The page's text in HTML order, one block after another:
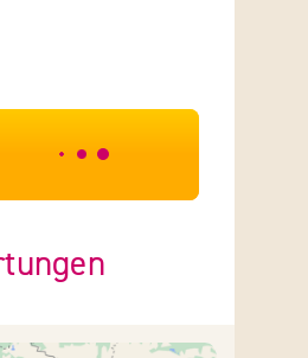
***************